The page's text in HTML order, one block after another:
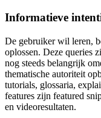
Informatieve
De gebruiker wil leren,
oplossen. Deze queries
nog steeds belangrijk
thematische autoriteit
tutorials, glossaria,
features zijn featured
en videoresultaten.